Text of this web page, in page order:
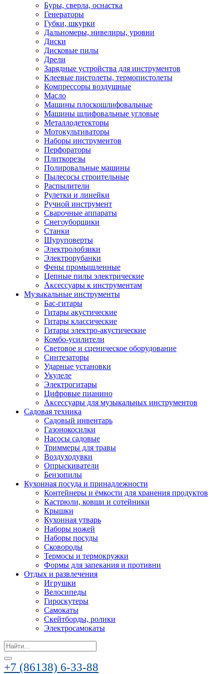
Буры, сверла, оснастка
Генераторы
Губки, шкурки
Дальномеры, нивелиры, уровни
Диски
Дисковые пилы
Дрели
Зарядные устройства для инструментов
Клеевые пистолеты, термопистолеты
Компрессоры воздушные
Масло
Машины плоскошлифовальные
Машины шлифовальные угловые
Металлодетекторы
Мотокультиваторы
Наборы инструментов
Перфораторы
Плиткорезы
Полировальные машины
Пылесосы строительные
Распылители
Рулетки и линейки
Ручной инструмент
Сварочные аппараты
Снегоуборщики
Станки
Шуруповерты
Электролобзики
Электрорубанки
Фены промышленные
Цепные пилы электрические
Аксессуары к инструментам
Музыкальные инструменты
Бас-гитары
Гитары акустические
Гитары классические
Гитары электро-акустические
Комбо-усилители
Световое и сценическое оборудование
Синтезаторы
Ударные установки
Укулеле
Электрогитары
Цифровые пианино
Аксессуары для музыкальных инструментов
Садовая техника
Садовый инвентарь
Газонокосилки
Насосы садовые
Триммеры для травы
Воздуходувки
Опрыскиватели
Бензопилы
Кухонная посуда и принадлежности
Контейнеры и ёмкости для хранения продуктов
Кастрюли, ковши и сотейники
Крышки
Кухонная утварь
Наборы ножей
Наборы посуды
Сковороды
Термосы и термокружки
Формы для запекания и противни
Отдых и развлечения
Игрушки
Велосипеды
Гироскутеры
Самокаты
Скейтборды, ролики
Электросамокаты
Search
for:
+7 (86138) 6-33-88